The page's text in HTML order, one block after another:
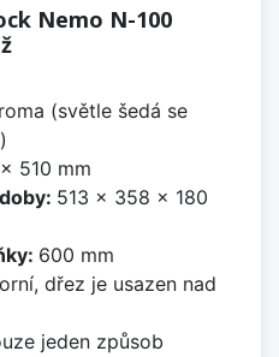
Nemo N-100
(světle šedá se
510 mm
513 x 358 x 180
600 mm
dřez je usazen nad
jeden způsob